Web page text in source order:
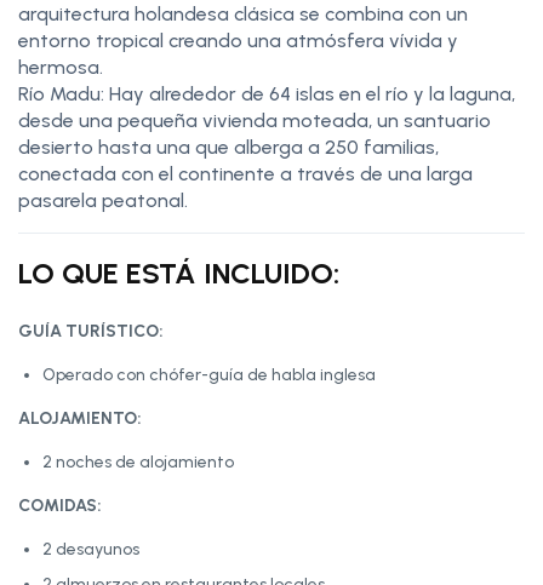
arquitectura holandesa clásica se combina con un
entorno tropical creando una atmósfera vívida y
hermosa.
Río Madu: Hay alrededor de 64 islas en el río y la laguna,
desde una pequeña vivienda moteada, un santuario
desierto hasta una que alberga a 250 familias,
conectada con el continente a través de una larga
pasarela peatonal.
LO QUE ESTÁ INCLUIDO:
GUÍA TURÍSTICO:
Operado con chófer-guía de habla inglesa
ALOJAMIENTO:
2 noches de alojamiento
COMIDAS:
2 desayunos